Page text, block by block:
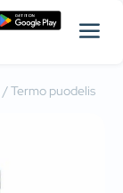
/ Termo puodelis